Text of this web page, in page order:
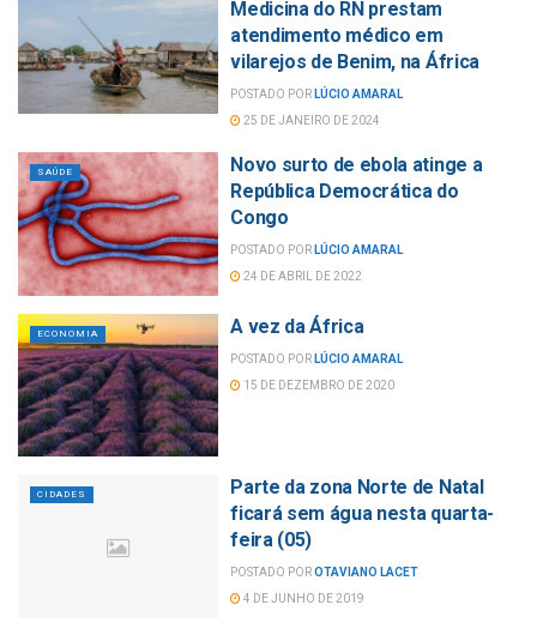
Medicina do RN prestam
atendimento médico em
vilarejos de Benim, na África
POSTADO POR LÚCIO AMARAL
25 DE JANEIRO DE 2024
SAÚDE
Novo surto de ebola atinge a
República Democrática do
Congo
POSTADO POR LÚCIO AMARAL
24 DE ABRIL DE 2022
ECONOMIA A vez da África
POSTADO POR LÚCIO AMARAL
15 DE DEZEMBRO DE 2020
CIDADES
Parte da zona Norte de Natal
ficará sem água nesta quarta-
feira (05)
POSTADO POROTAVIANO LACET
4 DE JUNHO DE 2019